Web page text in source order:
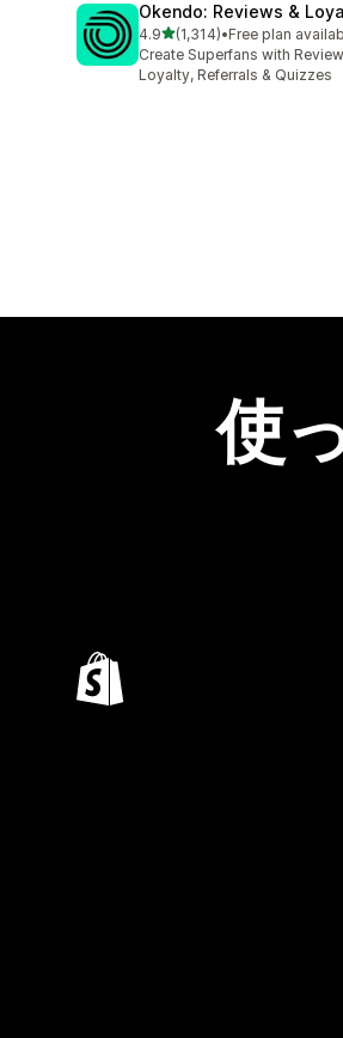
Okendo: Reviews &
4.95つ星中
(1,314)
合計レビュー数：1314件
•Free plan
Create Superfans with
Loyalty, Referrals & Quizzes
使